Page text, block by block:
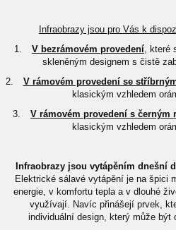
Infraobrazy jsou pro Vás k
1.
V bezrámovém provedení ,
skleněným designem s čistě
2.
V rámovém provedení se
klasickým vzhledem
3.
V rámovém provedení s černým
klasickým vzhledem
Infraobrazy jsou vytápěním dnešní
Elektrické sálavé vytápění je na špici
energie, v komfortu tepla a v dlouhé
využívají. Navíc přinášejí prvek,
individuální design, který může být